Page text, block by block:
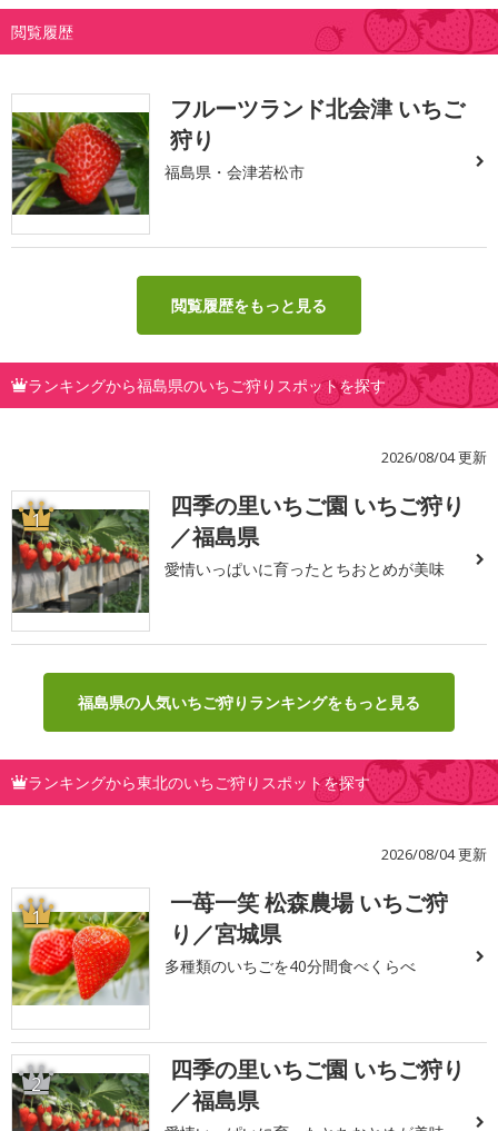
閲覧履歴
フルーツランド北会津 いちご
狩り
福島県・会津若松市
閲覧履歴をもっと見る
ランキングから福島県のいちご狩りスポットを探す
2026/08/04 更新
1
四季の里いちご園 いちご狩り
／福島県
愛情いっぱいに育ったとちおとめが美味
福島県の人気いちご狩りランキングをもっと見る
ランキングから東北のいちご狩りスポットを探す
2026/08/04 更新
1
一苺一笑 松森農場 いちご狩
り／宮城県
多種類のいちごを40分間食べくらべ
2
四季の里いちご園 いちご狩り
／福島県